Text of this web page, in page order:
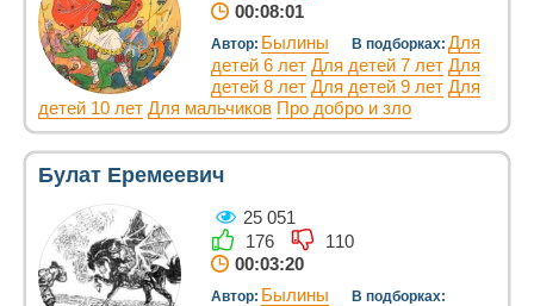
00:08:01
Автор: Былины В подборках: Для
детей 6 лет Для детей 7 лет Для
детей 8 лет Для детей 9 лет Для
детей 10 лет Для мальчиков Про добро и зло
Булат Еремеевич
25 051
176
110
00:03:20
Автор: Былины В подборках: